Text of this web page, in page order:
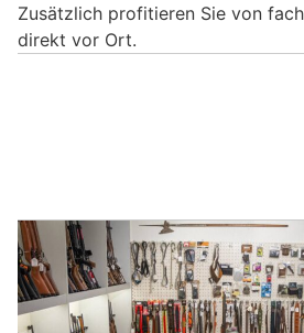
Zusätzlich profitieren Sie von
direkt vor Ort.